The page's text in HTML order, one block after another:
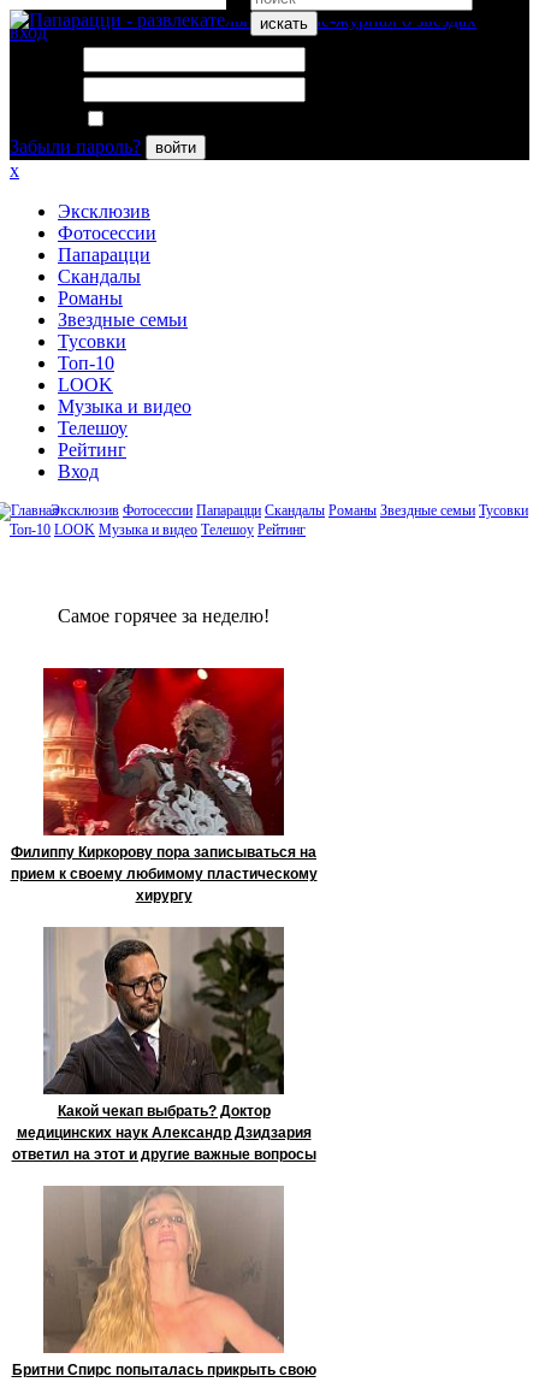
искать
вход
Забыли пароль?
войти
x
Эксклюзив
Фотосессии
Папарацци
Скандалы
Романы
Звездные семьи
Тусовки
Топ-10
LOOK
Музыка и видео
Телешоу
Рейтинг
Вход
Эксклюзив Фотосессии Папарацци Скандалы Романы Звездные семьи Тусовки
Топ-10 LOOK Музыка и видео Телешоу Рейтинг
Сaмое гoрячее за неделю!
Филиппу Киркорову пора записываться на
прием к своему любимому пластическому
хирургу
Какой чекап выбрать? Доктор
медицинских наук Александр Дзидзария
ответил на этот и другие важные вопросы
Бритни Спирс попыталась прикрыть свою